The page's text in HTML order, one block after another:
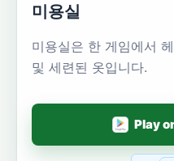
미용실
미용실은 한 게임에서
및 세련된 옷입니다.
Play